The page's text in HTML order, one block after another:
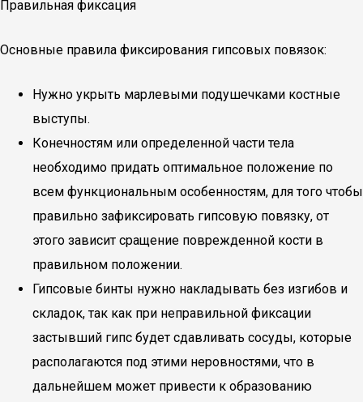
Правильная фиксация
Основные правила фиксирования гипсовых повязок:
Нужно укрыть марлевыми подушечками костные
выступы.
Конечностям или определенной части тела
необходимо придать оптимальное положение по
всем функциональным особенностям, для того чтобы
правильно зафиксировать гипсовую повязку, от
этого зависит сращение поврежденной кости в
правильном положении.
Гипсовые бинты нужно накладывать без изгибов и
складок, так как при неправильной фиксации
застывший гипс будет сдавливать сосуды, которые
располагаются под этими неровностями, что в
дальнейшем может привести к образованию